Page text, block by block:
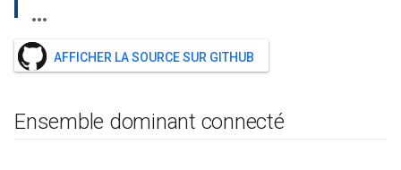
AFFICHER LA SOURCE SUR GITHUB
Ensemble dominant connecté